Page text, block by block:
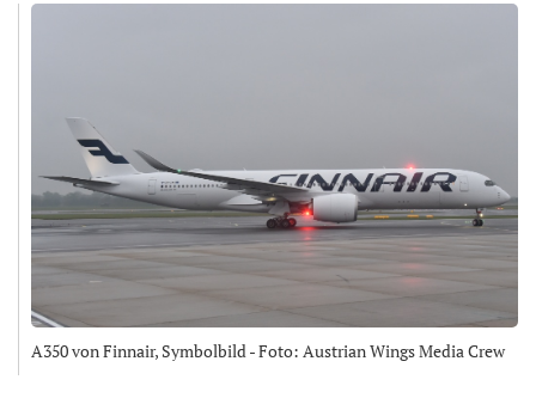
A350 von Finnair, Symbolbild - Foto: Austrian Wings Media Crew